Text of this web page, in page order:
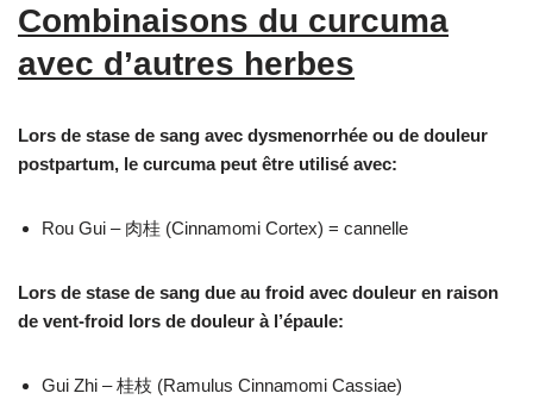
Combinaisons du curcuma
avec d’autres herbes
Lors de stase de sang avec dysmenorrhée ou de douleur
postpartum, le curcuma peut être utilisé avec:
Rou Gui – 肉桂 (Cinnamomi Cortex) = cannelle
Lors de stase de sang due au froid avec douleur en raison
de vent-froid lors de douleur à l’épaule:
Gui Zhi – 桂枝 (Ramulus Cinnamomi Cassiae)